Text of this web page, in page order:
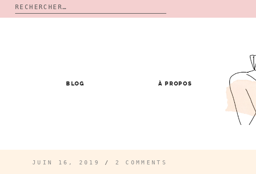
Rechercher :
BLOG À PROPOS
JUIN 16, 2019 / 2 COMMENTS